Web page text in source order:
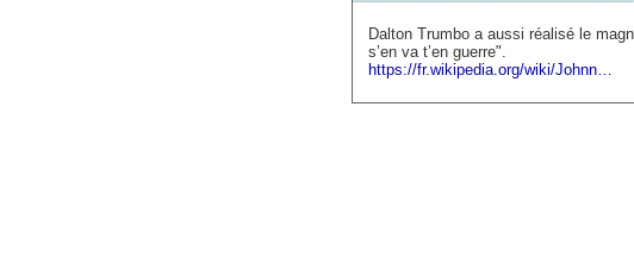
Dalton Trumbo a aussi réalisé le
s’en va t’en guerre".
https://fr.wikipedia.org/wiki/Johnn…